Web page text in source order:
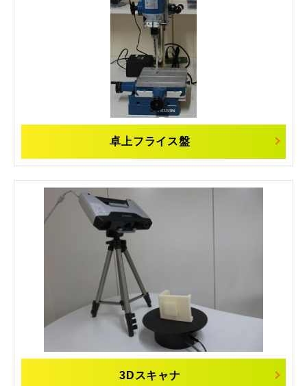
卓上フライス盤
3Dスキャナ